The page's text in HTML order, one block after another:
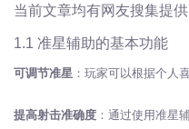
当前文章均有网友搜集提
1.1 准星辅助的基本功能
可调节准星 ：玩家可以根据个人
提高射击准确度 ：通过使用准星